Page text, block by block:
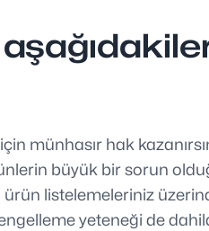
münhasır hak
büyük bir sorun
ürün listelemeleriniz
engelleme yeteneği de